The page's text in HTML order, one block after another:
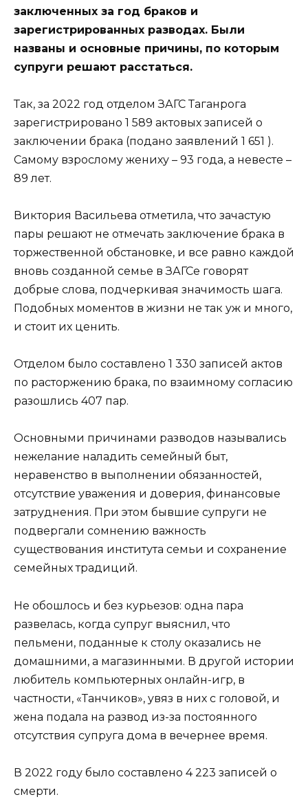
заключенных за год браков и
зарегистрированных разводах. Были
названы и основные причины, по которым
супруги решают расстаться.
Так, за 2022 год отделом ЗАГС Таганрога
зарегистрировано 1 589 актовых записей о
заключении брака (подано заявлений 1 651 ).
Самому взрослому жениху – 93 года, а невесте –
89 лет.
Виктория Васильева отметила, что зачастую
пары решают не отмечать заключение брака в
торжественной обстановке, и все равно каждой
вновь созданной семье в ЗАГСе говорят
добрые слова, подчеркивая значимость шага.
Подобных моментов в жизни не так уж и много,
и стоит их ценить.
Отделом было составлено 1 330 записей актов
по расторжению брака, по взаимному согласию
разошлись 407 пар.
Основными причинами разводов назывались
нежелание наладить семейный быт,
неравенство в выполнении обязанностей,
отсутствие уважения и доверия, финансовые
затруднения. При этом бывшие супруги не
подвергали сомнению важность
существования института семьи и сохранение
семейных традиций.
Не обошлось и без курьезов: одна пара
развелась, когда супруг выяснил, что
пельмени, поданные к столу оказались не
домашними, а магазинными. В другой истории
любитель компьютерных онлайн-игр, в
частности, «Танчиков», увяз в них с головой, и
жена подала на развод из-за постоянного
отсутствия супруга дома в вечернее время.
В 2022 году было составлено 4 223 записей о
смерти.